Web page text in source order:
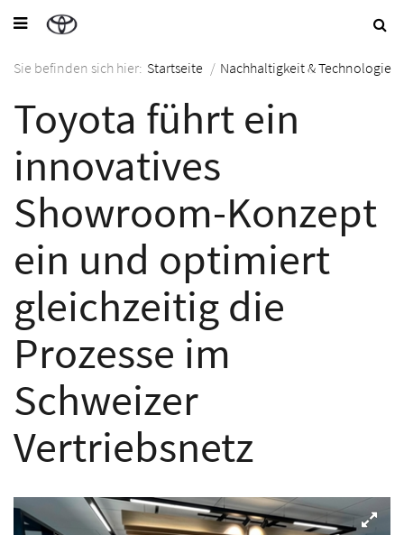
Sie befinden sich hier: Startseite / Nachhaltigkeit & Technologie
Toyota führt ein
innovatives
Showroom-Konzept
ein und optimiert
gleichzeitig die
Prozesse im
Schweizer
Vertriebsnetz